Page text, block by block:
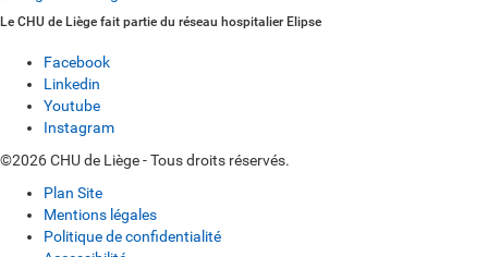
Le CHU de Liège fait partie du réseau hospitalier Elipse
Facebook
Linkedin
Youtube
Instagram
©2026 CHU de Liège - Tous droits réservés.
Plan Site
Mentions légales
Politique de confidentialité